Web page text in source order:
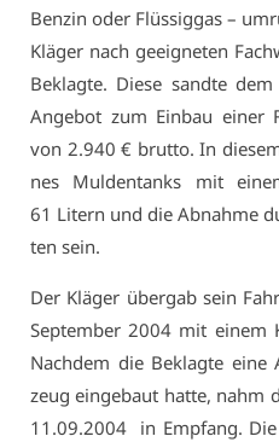
Ben­zin oder Flüs­sig­gas –
Klä­ger nach ge­eig­ne­ten
Be­klag­te. Die­se sand­te
An­ge­bot zum Ein­bau ei­ner
von 2.940 € brut­to. In
nes Mul­den­tanks mit
61 Li­tern und die Ab­nah­me
ten sein.
Der Klä­ger über­gab sein
Sep­tem­ber 2004 mit ei­nem
Nach­dem die Be­klag­te
zeug ein­ge­baut hat­te, nahm
11.09.2004 in Emp­fang.